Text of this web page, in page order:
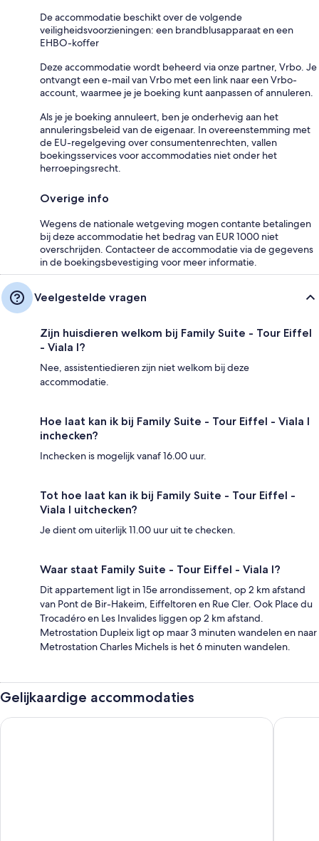
De accommodatie beschikt over de volgende
veiligheidsvoorzieningen: een brandblusapparaat en een
EHBO-koffer
Deze accommodatie wordt beheerd via onze partner, Vrbo. Je
ontvangt een e-mail van Vrbo met een link naar een Vrbo-
account, waarmee je je boeking kunt aanpassen of annuleren.
Als je je boeking annuleert, ben je onderhevig aan het
annuleringsbeleid van de eigenaar. In overeenstemming met
de EU-regelgeving over consumentenrechten, vallen
boekingsservices voor accommodaties niet onder het
herroepingsrecht.
Overige info
Wegens de nationale wetgeving mogen contante betalingen
bij deze accommodatie het bedrag van EUR 1000 niet
overschrijden. Contacteer de accommodatie via de gegevens
in de boekingsbevestiging voor meer informatie.
Veelgestelde vragen
Zijn huisdieren welkom bij Family Suite - Tour Eiffel
- Viala I?
Nee, assistentiedieren zijn niet welkom bij deze
accommodatie.
Hoe laat kan ik bij Family Suite - Tour Eiffel - Viala I
inchecken?
Inchecken is mogelijk vanaf 16.00 uur.
Tot hoe laat kan ik bij Family Suite - Tour Eiffel -
Viala I uitchecken?
Je dient om uiterlijk 11.00 uur uit te checken.
Waar staat Family Suite - Tour Eiffel - Viala I?
Dit appartement ligt in 15e arrondissement, op 2 km afstand
van Pont de Bir-Hakeim, Eiffeltoren en Rue Cler. Ook Place du
Trocadéro en Les Invalides liggen op 2 km afstand.
Metrostation Dupleix ligt op maar 3 minuten wandelen en naar
Metrostation Charles Michels is het 6 minuten wandelen.
Gelijkaardige accommodaties
Family Suites - Viala I-II-IV West